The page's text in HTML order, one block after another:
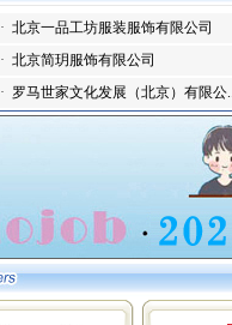
· 北京一品工坊服装服饰有限公司
· 北京简玥服饰有限公司
· 罗马世家文化发展（北京）有限公